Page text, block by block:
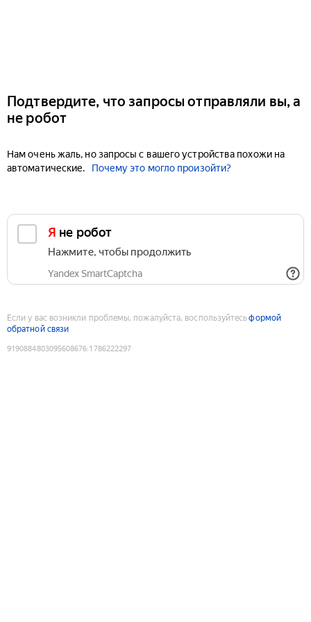
Подтвердите, что запросы отправляли вы, а
не робот
Нам очень жаль, но запросы с вашего устройства похожи на
автоматические.
Почему это могло произойти?
Я не робот
Нажмите, чтобы продолжить
Yandex SmartCaptcha
Если у вас возникли проблемы, пожалуйста, воспользуйтесьформой
обратной связи
9190884803095608676:1786222297